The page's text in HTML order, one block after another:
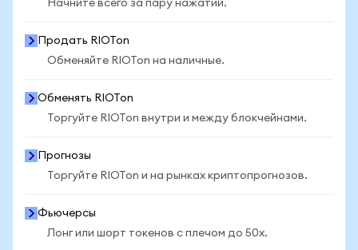
Начните всего за пару нажатий.
Продать RIOTon
Обменяйте RIOTon на наличные.
Обменять RIOTon
Торгуйте RIOTon внутри и между блокчейнами.
Прогнозы
Торгуйте RIOTon и на рынках криптопрогнозов.
Фьючерсы
Лонг или шорт токенов с плечом до 50x.